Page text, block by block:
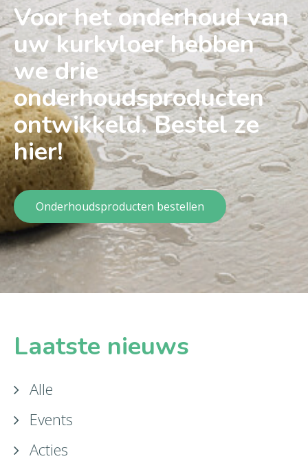
Voor het onderhoud van
uw kurkvloer hebben
we drie
onderhoudsproducten
ontwikkeld. Bestel ze
hier!
Onderhoudsproducten bestellen
Laatste nieuws
Alle
Events
Acties